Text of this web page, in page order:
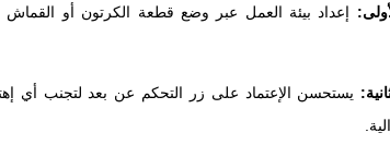
إعداد بيئة العمل عبر وضع قطعة الكرتون أو القماش
يستحسن الإعتماد على زر التحكم عن بعد لتجنب أي